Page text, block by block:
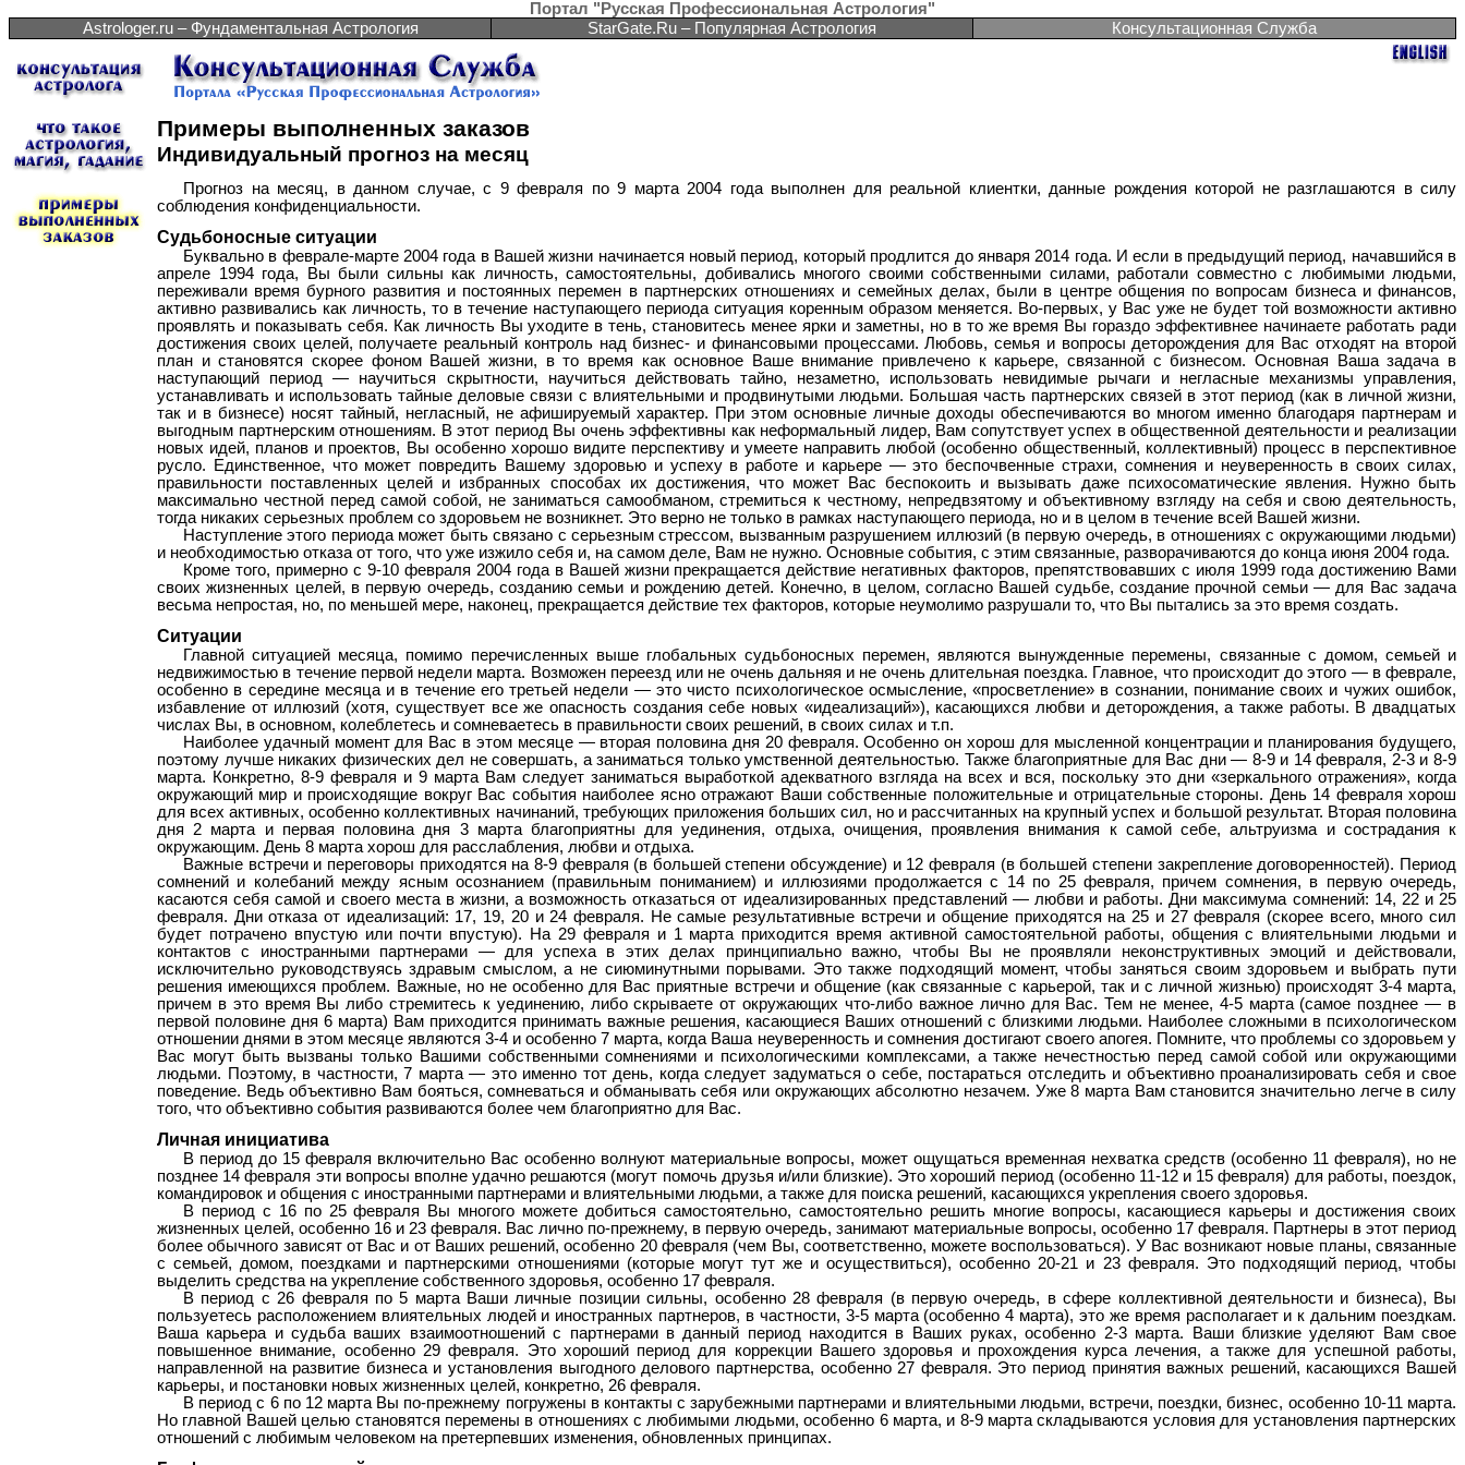
Портал "Русская Профессиональная Астрология"
Astrologer.ru – Фундаментальная Астрология
StarGate.Ru – Популярная Астрология Консультационная Служба
Примеры выполненных заказов
Индивидуальный прогноз на месяц
Прогноз на месяц, в данном случае, с 9 февраля по 9 марта 2004 года выполнен для реальной клиентки, данные рождения которой не разглашаются в силу
соблюдения конфиденциальности.
Судьбоносные ситуации
Буквально в феврале-марте 2004 года в Вашей жизни начинается новый период, который продлится до января 2014 года. И если в предыдущий период, начавшийся в
апреле 1994 года, Вы были сильны как личность, самостоятельны, добивались многого своими собственными силами, работали совместно с любимыми людьми,
переживали время бурного развития и постоянных перемен в партнерских отношениях и семейных делах, были в центре общения по вопросам бизнеса и финансов,
активно развивались как личность, то в течение наступающего периода ситуация коренным образом меняется. Во-первых, у Вас уже не будет той возможности активно
проявлять и показывать себя. Как личность Вы уходите в тень, становитесь менее ярки и заметны, но в то же время Вы гораздо эффективнее начинаете работать ради
достижения своих целей, получаете реальный контроль над бизнес- и финансовыми процессами. Любовь, семья и вопросы деторождения для Вас отходят на второй
план и становятся скорее фоном Вашей жизни, в то время как основное Ваше внимание привлечено к карьере, связанной с бизнесом. Основная Ваша задача в
наступающий период — научиться скрытности, научиться действовать тайно, незаметно, использовать невидимые рычаги и негласные механизмы управления,
устанавливать и использовать тайные деловые связи с влиятельными и продвинутыми людьми. Большая часть партнерских связей в этот период (как в личной жизни,
так и в бизнесе) носят тайный, негласный, не афишируемый характер. При этом основные личные доходы обеспечиваются во многом именно благодаря партнерам и
выгодным партнерским отношениям. В этот период Вы очень эффективны как неформальный лидер, Вам сопутствует успех в общественной деятельности и реализации
новых идей, планов и проектов, Вы особенно хорошо видите перспективу и умеете направить любой (особенно общественный, коллективный) процесс в перспективное
русло. Единственное, что может повредить Вашему здоровью и успеху в работе и карьере — это беспочвенные страхи, сомнения и неуверенность в своих силах,
правильности поставленных целей и избранных способах их достижения, что может Вас беспокоить и вызывать даже психосоматические явления. Нужно быть
максимально честной перед самой собой, не заниматься самообманом, стремиться к честному, непредвзятому и объективному взгляду на себя и свою деятельность,
тогда никаких серьезных проблем со здоровьем не возникнет. Это верно не только в рамках наступающего периода, но и в целом в течение всей Вашей жизни.
Наступление этого периода может быть связано с серьезным стрессом, вызванным разрушением иллюзий (в первую очередь, в отношениях с окружающими людьми)
и необходимостью отказа от того, что уже изжило себя и, на самом деле, Вам не нужно. Основные события, с этим связанные, разворачиваются до конца июня 2004 года.
Кроме того, примерно с 9-10 февраля 2004 года в Вашей жизни прекращается действие негативных факторов, препятствовавших с июля 1999 года достижению Вами
своих жизненных целей, в первую очередь, созданию семьи и рождению детей. Конечно, в целом, согласно Вашей судьбе, создание прочной семьи — для Вас задача
весьма непростая, но, по меньшей мере, наконец, прекращается действие тех факторов, которые неумолимо разрушали то, что Вы пытались за это время создать.
Ситуации
Главной ситуацией месяца, помимо перечисленных выше глобальных судьбоносных перемен, являются вынужденные перемены, связанные с домом, семьей и
недвижимостью в течение первой недели марта. Возможен переезд или не очень дальняя и не очень длительная поездка. Главное, что происходит до этого — в феврале,
особенно в середине месяца и в течение его третьей недели — это чисто психологическое осмысление, «просветление» в сознании, понимание своих и чужих ошибок,
избавление от иллюзий (хотя, существует все же опасность создания себе новых «идеализаций»), касающихся любви и деторождения, а также работы. В двадцатых
числах Вы, в основном, колеблетесь и сомневаетесь в правильности своих решений, в своих силах и т.п.
Наиболее удачный момент для Вас в этом месяце — вторая половина дня 20 февраля. Особенно он хорош для мысленной концентрации и планирования будущего,
поэтому лучше никаких физических дел не совершать, а заниматься только умственной деятельностью. Также благоприятные для Вас дни — 8-9 и 14 февраля, 2-3 и 8-9
марта. Конкретно, 8-9 февраля и 9 марта Вам следует заниматься выработкой адекватного взгляда на всех и вся, поскольку это дни «зеркального отражения», когда
окружающий мир и происходящие вокруг Вас события наиболее ясно отражают Ваши собственные положительные и отрицательные стороны. День 14 февраля хорош
для всех активных, особенно коллективных начинаний, требующих приложения больших сил, но и рассчитанных на крупный успех и большой результат. Вторая половина
дня 2 марта и первая половина дня 3 марта благоприятны для уединения, отдыха, очищения, проявления внимания к самой себе, альтруизма и сострадания к
окружающим. День 8 марта хорош для расслабления, любви и отдыха.
Важные встречи и переговоры приходятся на 8-9 февраля (в большей степени обсуждение) и 12 февраля (в большей степени закрепление договоренностей). Период
сомнений и колебаний между ясным осознанием (правильным пониманием) и иллюзиями продолжается с 14 по 25 февраля, причем сомнения, в первую очередь,
касаются себя самой и своего места в жизни, а возможность отказаться от идеализированных представлений — любви и работы. Дни максимума сомнений: 14, 22 и 25
февраля. Дни отказа от идеализаций: 17, 19, 20 и 24 февраля. Не самые результативные встречи и общение приходятся на 25 и 27 февраля (скорее всего, много сил
будет потрачено впустую или почти впустую). На 29 февраля и 1 марта приходится время активной самостоятельной работы, общения с влиятельными людьми и
контактов с иностранными партнерами — для успеха в этих делах принципиально важно, чтобы Вы не проявляли неконструктивных эмоций и действовали,
исключительно руководствуясь здравым смыслом, а не сиюминутными порывами. Это также подходящий момент, чтобы заняться своим здоровьем и выбрать пути
решения имеющихся проблем. Важные, но не особенно для Вас приятные встречи и общение (как связанные с карьерой, так и с личной жизнью) происходят 3-4 марта,
причем в это время Вы либо стремитесь к уединению, либо скрываете от окружающих что-либо важное лично для Вас. Тем не менее, 4-5 марта (самое позднее — в
первой половине дня 6 марта) Вам приходится принимать важные решения, касающиеся Ваших отношений с близкими людьми. Наиболее сложными в психологическом
отношении днями в этом месяце являются 3-4 и особенно 7 марта, когда Ваша неуверенность и сомнения достигают своего апогея. Помните, что проблемы со здоровьем у
Вас могут быть вызваны только Вашими собственными сомнениями и психологическими комплексами, а также нечестностью перед самой собой или окружающими
людьми. Поэтому, в частности, 7 марта — это именно тот день, когда следует задуматься о себе, постараться отследить и объективно проанализировать себя и свое
поведение. Ведь объективно Вам бояться, сомневаться и обманывать себя или окружающих абсолютно незачем. Уже 8 марта Вам становится значительно легче в силу
того, что объективно события развиваются более чем благоприятно для Вас.
Личная инициатива
В период до 15 февраля включительно Вас особенно волнуют материальные вопросы, может ощущаться временная нехватка средств (особенно 11 февраля), но не
позднее 14 февраля эти вопросы вполне удачно решаются (могут помочь друзья и/или близкие). Это хороший период (особенно 11-12 и 15 февраля) для работы, поездок,
командировок и общения с иностранными партнерами и влиятельными людьми, а также для поиска решений, касающихся укрепления своего здоровья.
В период с 16 по 25 февраля Вы многого можете добиться самостоятельно, самостоятельно решить многие вопросы, касающиеся карьеры и достижения своих
жизненных целей, особенно 16 и 23 февраля. Вас лично по-прежнему, в первую очередь, занимают материальные вопросы, особенно 17 февраля. Партнеры в этот период
более обычного зависят от Вас и от Ваших решений, особенно 20 февраля (чем Вы, соответственно, можете воспользоваться). У Вас возникают новые планы, связанные
с семьей, домом, поездками и партнерскими отношениями (которые могут тут же и осуществиться), особенно 20-21 и 23 февраля. Это подходящий период, чтобы
выделить средства на укрепление собственного здоровья, особенно 17 февраля.
В период с 26 февраля по 5 марта Ваши личные позиции сильны, особенно 28 февраля (в первую очередь, в сфере коллективной деятельности и бизнеса), Вы
пользуетесь расположением влиятельных людей и иностранных партнеров, в частности, 3-5 марта (особенно 4 марта), это же время располагает и к дальним поездкам.
Ваша карьера и судьба ваших взаимоотношений с партнерами в данный период находится в Ваших руках, особенно 2-3 марта. Ваши близкие уделяют Вам свое
повышенное внимание, особенно 29 февраля. Это хороший период для коррекции Вашего здоровья и прохождения курса лечения, а также для успешной работы,
направленной на развитие бизнеса и установления выгодного делового партнерства, особенно 27 февраля. Это период принятия важных решений, касающихся Вашей
карьеры, и постановки новых жизненных целей, конкретно, 26 февраля.
В период с 6 по 12 марта Вы по-прежнему погружены в контакты с зарубежными партнерами и влиятельными людьми, встречи, поездки, бизнес, особенно 10-11 марта.
Но главной Вашей целью становятся перемены в отношениях с любимыми людьми, особенно 6 марта, и 8-9 марта складываются условия для установления партнерских
отношений с любимым человеком на претерпевших изменения, обновленных принципах.